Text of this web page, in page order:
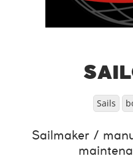
Sails
Sailmaker /